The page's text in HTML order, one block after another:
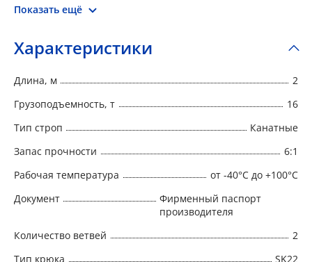
Показать ещё
Характеристики
Длина, м
2
Грузоподъемность, т
16
Тип строп
Канатные
Запас прочности
6:1
Рабочая температура
от -40°C до +100°C
Документ
Фирменный паспорт
производителя
Количество ветвей
2
Тип крюка
SK22